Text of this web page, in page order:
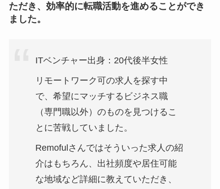
ただき、効率的に転職活動を進めることができ
ました。
ITベンチャー出身：20代後半女性
リモートワーク可の求人を探す中
で、希望にマッチするビジネス職
（専門職以外）のものを見つけるこ
とに苦戦していました。
Remofulさんではそういった求人の紹
介はもちろん、出社頻度や居住可能
な地域など詳細に教えていただき、